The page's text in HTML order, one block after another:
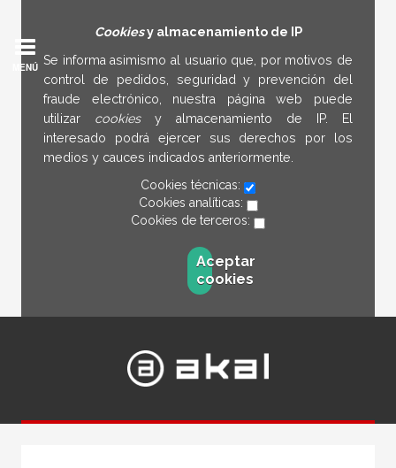
Cookiesy almacenamiento de IP
Se informa asimismo al usuario que, por motivos de
control de pedidos, seguridad y prevención del
fraude electrónico, nuestra página web puede
utilizar cookies y almacenamiento de IP. El
interesado podrá ejercer sus derechos por los
medios y cauces indicados anteriormente.
Cookies técnicas:
Cookies analíticas:
Cookies de terceros:
Aceptar
cookies
MENÚ